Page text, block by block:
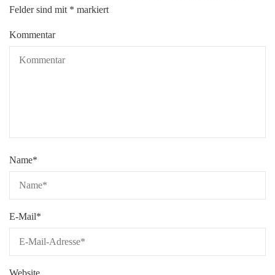
Felder sind mit * markiert
Kommentar
Name*
E-Mail*